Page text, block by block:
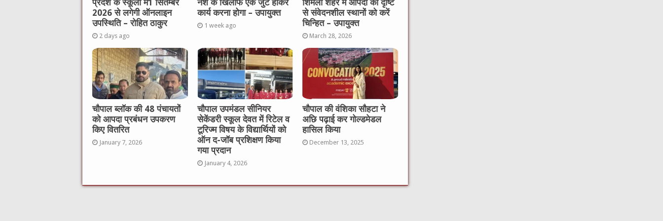
प्रदेश के स्कूलों में1 सितम्बर
2026 से लगेगी ऑनलाइन
उपस्थिति – रोहित ठाकुर
2 days ago
नशे के खिलाफ एक जुट होकर
कार्य करना होगा – उपायुक्त
1 week ago
शिमला शहर में आपदा की दृष्टि
से संवेदनशील स्थानों को करें
चिन्हित – उपायुक्त
March 28, 2026
चौपाल ब्लॉक की 48 पंचायतों
को आपदा प्रबंधन उपकरण
किए वितरित
January 7, 2026
चौपाल उपमंडल सीनियर
सेकेंडरी स्कूल देवत में रिटेल व
टूरिज्म विषय के विद्यार्थियों को
ऑन द-जॉब प्रशिक्षण किया
गया प्रदान
January 4, 2026
चौपाल की वंशिका सौहटा ने
अछि पढ़ाई कर गोल्डमेडल
हासिल किया
December 13, 2025